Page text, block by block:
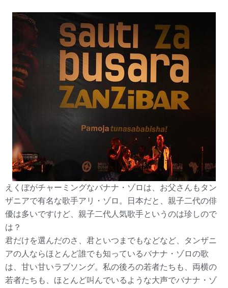
えくぼがチャーミングなバナナ・ゾロは、お父さんもタン
ザニアで有名な歌手アリ・ゾロ。日本だと、親子二代の俳
優は多いですけど、親子二代人気歌手というのは珍しので
は？
君だけを選んだのさ、君といつまでもなどなど、タンザニ
アの人ならほとんど誰でも知っているバナナ・ゾロの歌
は、甘い甘いラブソング。私の後ろの若者たちも、両横の
若者たちも、ほとんど叫んでいるような大声でバナナ・ゾ